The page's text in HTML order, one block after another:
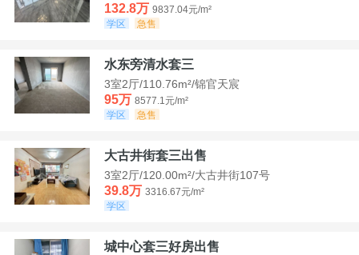
132.8万 9837.04元/m²
学区
急售
水东旁清水套三
3室2厅/110.76m²/锦官天宸
95万 8577.1元/m²
学区
急售
大古井街套三出售
3室2厅/120.00m²/大古井街107号
39.8万 3316.67元/m²
学区
城中心套三好房出售